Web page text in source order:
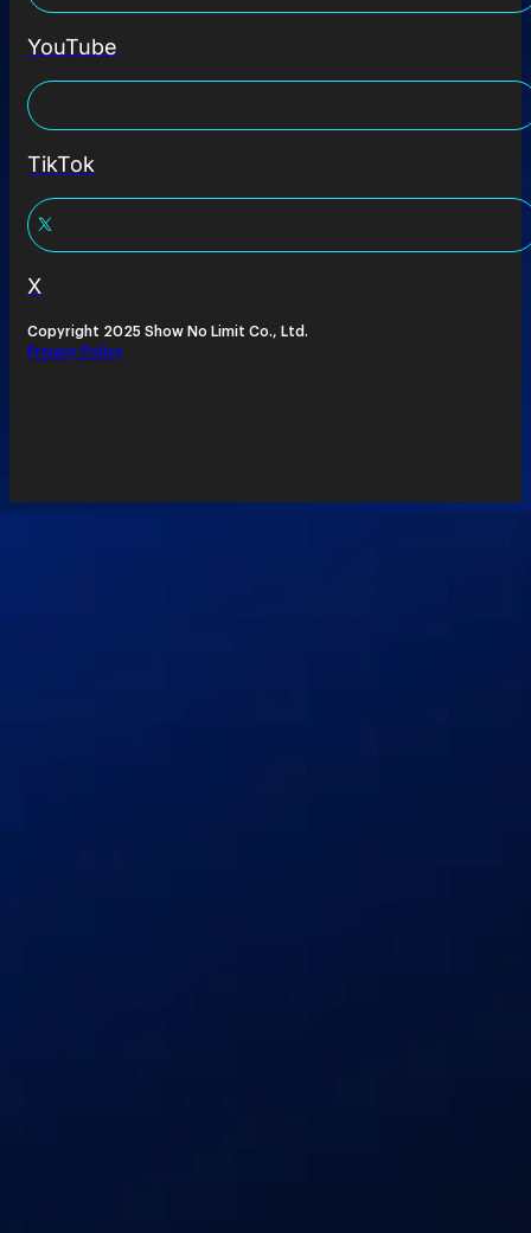
YouTube
TikTok
X
Copyright 2025 Show No Limit Co., Ltd.
Privacy Policy